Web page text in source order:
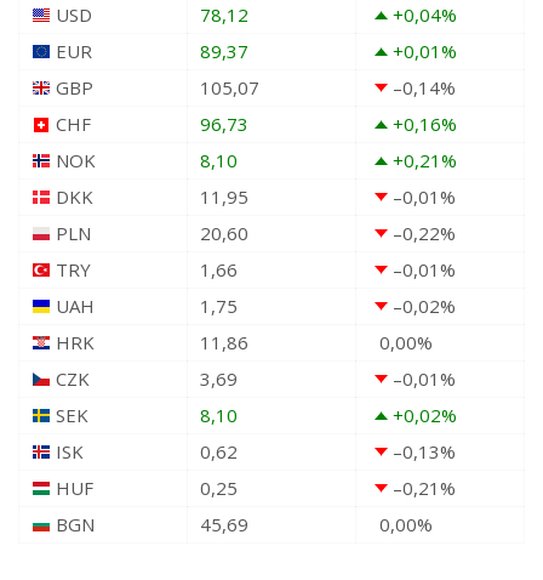
USD
78,12 +0,04%
EUR
89,37 +0,01%
GBP
105,07 –0,14%
CHF
96,73 +0,16%
NOK
8,10 +0,21%
DKK
11,95 –0,01%
PLN
20,60 –0,22%
TRY
1,66 –0,01%
UAH
1,75 –0,02%
HRK
11,86 0,00%
CZK
3,69 –0,01%
SEK
8,10 +0,02%
ISK
0,62 –0,13%
HUF
0,25 –0,21%
BGN
45,69 0,00%